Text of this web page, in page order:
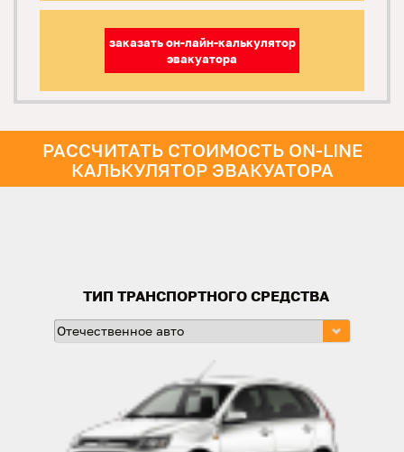
заказать он-лайн-калькулятор
эвакуатора
РАССЧИТАТЬ СТОИМОСТЬ ON-LINE
КАЛЬКУЛЯТОР ЭВАКУАТОРА
ТИП ТРАНСПОРТНОГО СРЕДСТВА